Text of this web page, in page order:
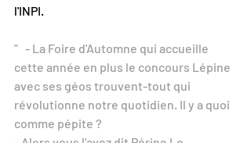
l'INPI.
"   - La Foire d'Automne qui accueille
cette année en plus le concours Lépine
avec ses géos trouvent-tout qui
révolutionne notre quotidien. Il y a quoi
comme pépite ?